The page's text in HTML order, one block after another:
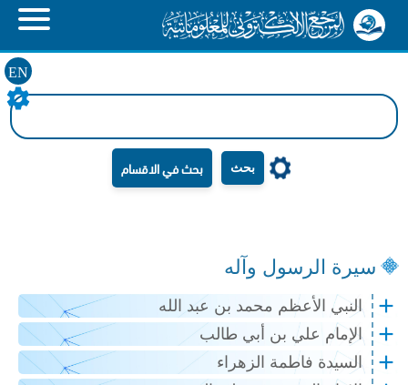
EN
بحث
سيرة الرسول وآله
النبي الأعظم محمد بن عبد الله
الإمام علي بن أبي طالب
السيدة فاطمة الزهراء